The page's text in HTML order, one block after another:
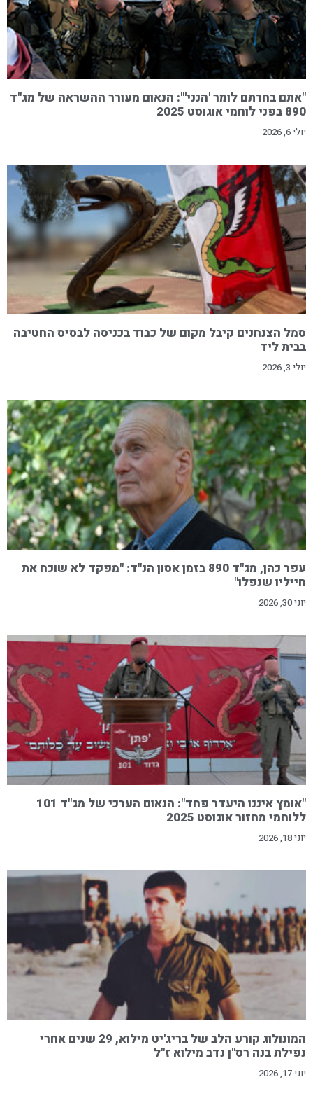
"אתם בחרתם לומר 'הנני'": הנאום מעורר ההשראה של מג"ד
890 בפני לוחמי אוגוסט 2025
יולי 6, 2026
סמל הצנחנים קיבל מקום של כבוד בכניסה לבסיס החטיבה
בבית ליד
יולי 3, 2026
עפר כהן, מג"ד 890 בזמן אסון הנ"ד: "מפקד לא שוכח את
חייליו שנפלו"
יוני 30, 2026
"אומץ איננו היעדר פחד": הנאום הערכי של מג"ד 101
ללוחמי מחזור אוגוסט 2025
יוני 18, 2026
המונולוג קורע הלב של בריג'יט מילוא, 29 שנים אחרי
נפילת בנה רס"ן נדב מילוא ז"ל
יוני 17, 2026